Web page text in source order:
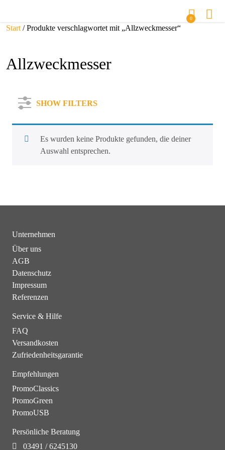
0
Start / Produkte verschlagwortet mit „Allzweckmesser“
Allzweckmesser
SHOW FILTERS
Es wurden keine Produkte gefunden, die deiner
Auswahl entsprechen.
Unternehmen
Über uns
AGB
Datenschutz
Impressum
Referenzen
Service & Hilfe
FAQ
Versandkosten
Zufriedenheitsgarantie
Empfehlungen
PromoClassics
PromoGreen
PromoUSB
Persönliche Beratung
03491 / 6245130